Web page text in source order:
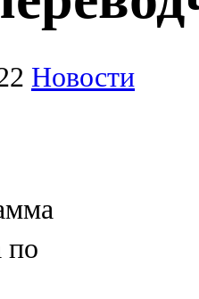
Новости
по